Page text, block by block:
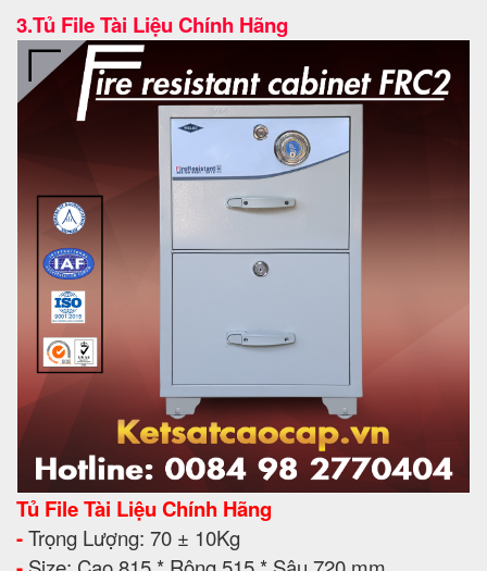
3.Tủ File Tài Liệu Chính Hãng
Tủ File Tài Liệu Chính Hãng
-Trọng Lượng: 70 ± 10Kg